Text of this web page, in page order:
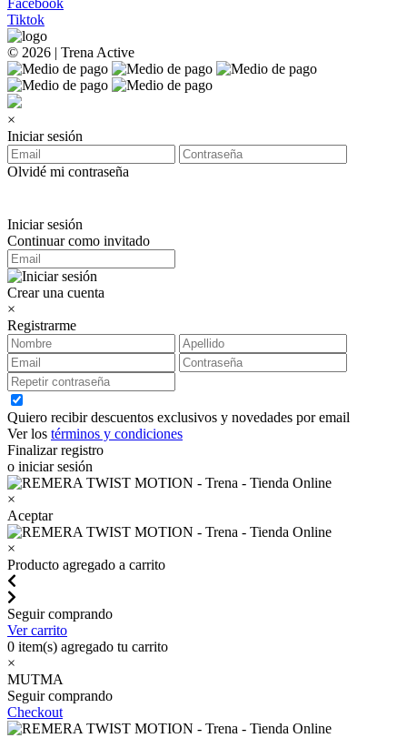
Facebook
Tiktok
© 2026 | Trena Active
×
Iniciar sesión
Olvidé mi contraseña
Iniciar sesión
Continuar como invitado
Crear una cuenta
×
Registrarme
Quiero recibir descuentos exclusivos y novedades por email
Ver los términos y condiciones
Finalizar registro
o iniciar sesión
×
Aceptar
×
Producto agregado a carrito
Seguir comprando
Ver carrito
0 item(s) agregado tu carrito
×
MUTMA
Seguir comprando
Checkout